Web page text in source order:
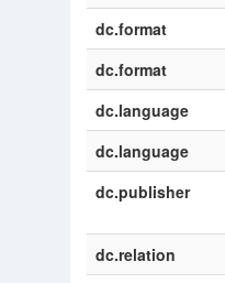
dc.format
dc.format
dc.language
dc.language
dc.publisher
dc.relation